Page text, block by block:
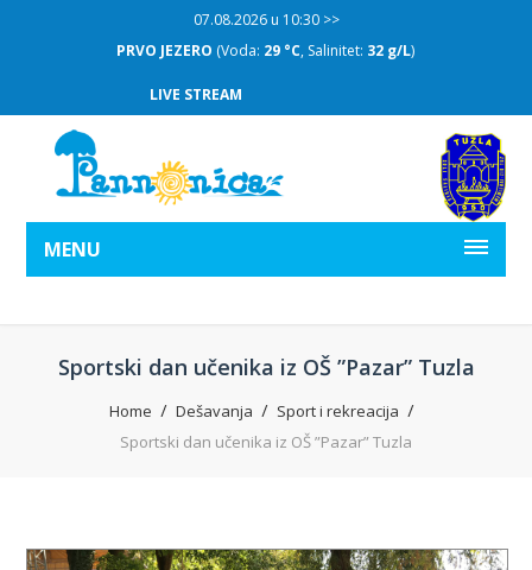
07.08.2026 u 10:30 >>
PRVO JEZERO (Voda: 29 °C, Salinitet: 32 g/L)
LIVE STREAM
MENU
Sportski dan učenika iz OŠ ”Pazar” Tuzla
Home Dešavanja
Sport i rekreacija
Sportski dan učenika iz OŠ ”Pazar” Tuzla